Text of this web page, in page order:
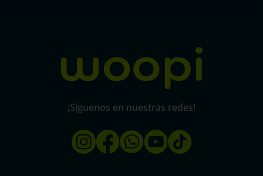
¡Síguenos en nuestras redes!